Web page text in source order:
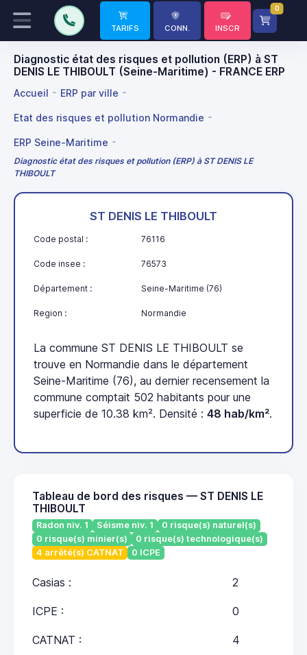
TARIFS CONN. INSCR
0
Diagnostic état des risques et pollution (ERP) à ST
DENIS LE THIBOULT (Seine-Maritime) - FRANCE ERP
Accueil ERP par ville
Etat des risques et pollution Normandie
ERP Seine-Maritime
Diagnostic état des risques et pollution (ERP) à ST DENIS LE
THIBOULT
ST DENIS LE THIBOULT
Code postal : 76116
Code insee : 76573
Département : Seine-Maritime (76)
Region : Normandie
La commune ST DENIS LE THIBOULT se
trouve en Normandie dans le département
Seine-Maritime (76), au dernier recensement la
commune comptait 502 habitants pour une
superficie de 10.38 km². Densité : 48 hab/km².
Tableau de bord des risques — ST DENIS LE
THIBOULT
Radon niv. 1 Séisme niv. 1
0 risque(s) naturel(s)
0 risque(s) minier(s)
0 risque(s) technologique(s)
4 arrêté(s) CATNAT
0 ICPE
Casias : 2
ICPE : 0
CATNAT : 4